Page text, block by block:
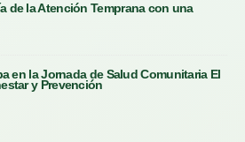
de la Atención Temprana con una
en la Jornada de Salud Comunitaria El
y Prevención